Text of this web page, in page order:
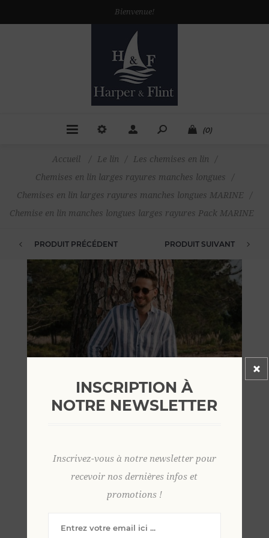
Bienvenue!
(0)
Accueil / Le lin / Les chemises en lin
/
Chemises en lin larges rayures manches longues
/
Chemises en lin larges rayures manches longues MARINE
/
Chemise en lin manches longues larges rayures Pack MARINE
PRODUIT PRÉCÉDENT PRODUIT SUIVANT
INSCRIPTION À
NOTRE NEWSLETTER
Inscrivez-vous à notre newsletter pour
recevoir nos dernières infos et
promotions !